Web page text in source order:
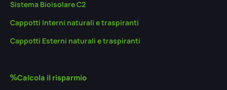
Sistema Bioisolare C2
Cappotti Interni naturali e traspiranti
Cappotti Esterni naturali e traspiranti
Calcola il risparmio